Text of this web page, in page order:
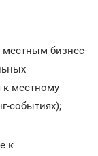
местным бизнес-
к местному
событиях);
к